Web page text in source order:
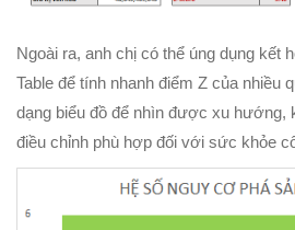
Ngoài ra, anh chị có thể úng dụng kết
Table để tính nhanh điểm Z của nhiều
dạng biểu đồ để nhìn được xu hướng,
điều chỉnh phù hợp đối với sức khỏe